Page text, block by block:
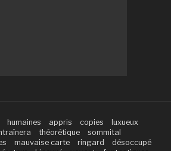
humaines appris copies
luxueux
théorétique
sommital
mauvaise carte ringard
désoccupé